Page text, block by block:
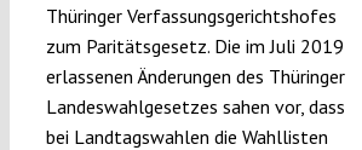
Thüringer Verfassungsgerichtshofes
zum Paritätsgesetz. Die im Juli 2019
erlassenen Änderungen des Thüringer
Landeswahlgesetzes sahen vor, dass
bei Landtagswahlen die Wahllisten